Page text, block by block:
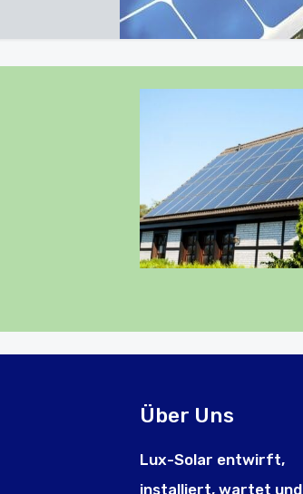
Über Uns
Lux-Solar entwirft,
installiert, wartet und